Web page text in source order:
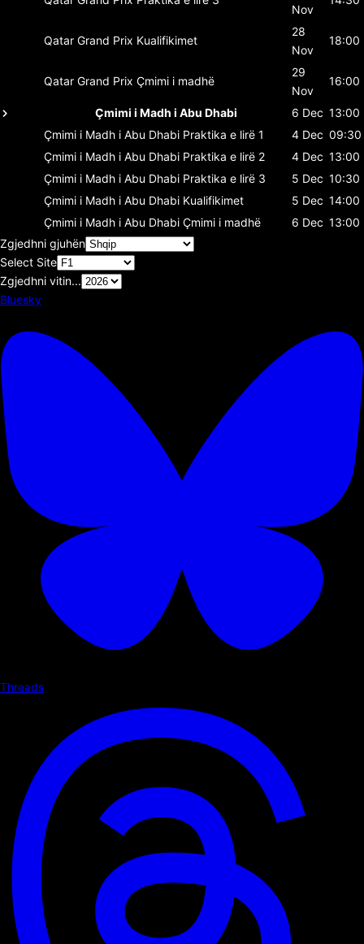
Nov
Qatar Grand Prix Kualifikimet
28
Nov
18:00
Qatar Grand Prix Çmimi i madhë
29
Nov
16:00
Çmimi i Madh i Abu Dhabi 6 Dec 13:00
Çmimi i Madh i Abu Dhabi Praktika e lirë 1 4 Dec 09:30
Çmimi i Madh i Abu Dhabi Praktika e lirë 2 4 Dec 13:00
Çmimi i Madh i Abu Dhabi Praktika e lirë 3 5 Dec 10:30
Çmimi i Madh i Abu Dhabi Kualifikimet 5 Dec 14:00
Çmimi i Madh i Abu Dhabi Çmimi i madhë 6 Dec 13:00
Zgjedhni gjuhën
Select Site
Zgjedhni vitin...
Bluesky
Threads